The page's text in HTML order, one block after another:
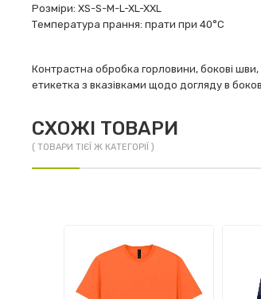
Розміри: XS-S-M-L-XL-XXL
Температура прання: прати при 40°C
Контрастна обробка горловини, бокові
етикетка з вказівками щодо догляду в
СХОЖІ ТОВАРИ
( ТОВАРИ ТІЄЇ Ж КАТЕГОРІЇ )